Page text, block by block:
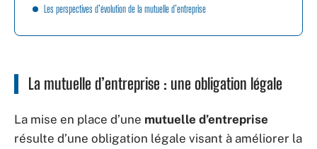
Les perspectives d’évolution de la mutuelle d’entreprise
La mutuelle d’entreprise : une obligation légale
La mise en place d’une mutuelle d’entreprise
résulte d’une obligation légale visant à améliorer la